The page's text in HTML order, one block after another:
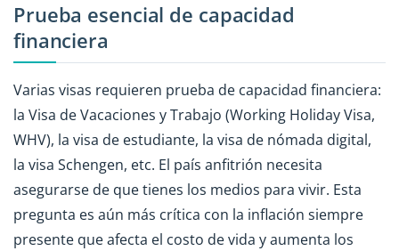
Prueba esencial de capacidad
financiera
Varias visas requieren prueba de capacidad financiera:
la Visa de Vacaciones y Trabajo (Working Holiday Visa,
WHV), la visa de estudiante, la visa de nómada digital,
la visa Schengen, etc. El país anfitrión necesita
asegurarse de que tienes los medios para vivir. Esta
pregunta es aún más crítica con la inflación siempre
presente que afecta el costo de vida y aumenta los